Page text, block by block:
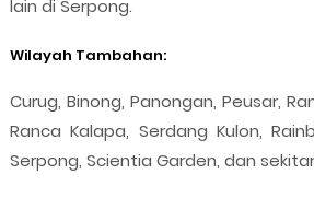
lain di Serpong.
Wilayah Tambahan:
Curug, Binong, Panongan, Peusar,
Ranca Kalapa, Serdang Kulon,
Serpong, Scientia Garden, dan